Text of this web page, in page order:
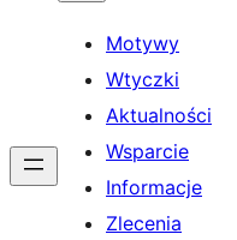
Motywy
Wtyczki
Aktualności
Wsparcie
Informacje
Zlecenia